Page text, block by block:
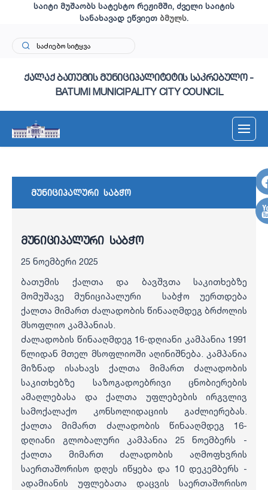
საიტი მუშაობს სატესტო რეჟიმში, ძველი საიტის
სანახავად ეწვიეთ ბმულს.
ქალაქ ბათუმის მუნიციპალიტეტის საკრებულო -
BATUMI MUNICIPALITY CITY COUNCIL
მუნიციპალური საბჭო
მუნიციპალური საბჭო
25 ნოემბერი 2025
ბათუმის ქალთა და ბავშვთა საკითხებზე
მომუშავე მუნიციპალური საბჭო უერთდება
ქალთა მიმართ ძალადობის წინააღმდეგ ბრძოლის
მსოფლიო კამპანიას.
ძალადობის წინააღმდეგ 16-დღიანი კამპანია 1991
წლიდან მთელ მსოფლიოში აღინიშნება. კამპანია
მიზნად ისახავს ქალთა მიმართ ძალადობის
საკითხებზე საზოგადოებრივი ცნობიერების
ამაღლებასა და ქალთა უფლებების ირგვლივ
სამოქალაქო კონსოლიდაციის გაძლიერებას.
ქალთა მიმართ ძალადობის წინააღმდეგ 16-
დღიანი გლობალური კამპანია 25 ნოემბერს -
ქალთა მიმართ ძალადობის აღმოფხვრის
საერთაშორისო დღეს იწყება და 10 დეკემბერს -
ადამიანის უფლებათა დაცვის საერთაშორისო